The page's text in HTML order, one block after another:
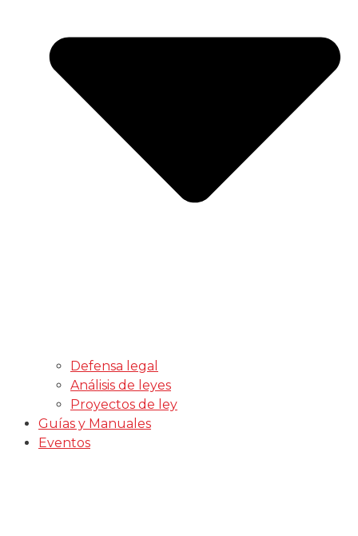
Defensa legal
Análisis de leyes
Proyectos de ley
Guías y Manuales
Eventos